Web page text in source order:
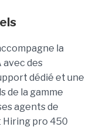
la
avec des
dédié et une
de la gamme
agents de
pro 450